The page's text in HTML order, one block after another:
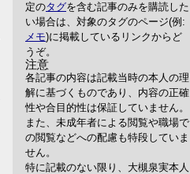
定のタグを含む記事のみを購読した
い場合は、対象のタグのページ(例:
メモ)に掲載しているリンクからど
うぞ。
注意
各記事の内容は記載当時の本人の理
解に基づくものであり、内容の正確
性や合目的性は保証していません。
また、未成年者による閲覧や職場で
の閲覧などへの配慮も特段していま
せん。
特に記載のない限り、大槻泉実本人